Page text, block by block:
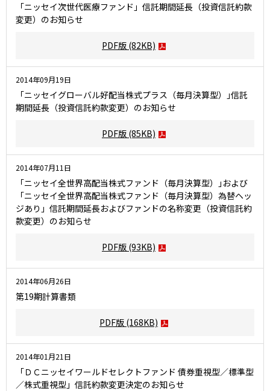
「ニッセイ次世代医療ファンド」信託期間延長（投資信託約款
変更）のお知らせ
PDF版 (82KB)
2014年09月19日
「ニッセイグローバル好配当株式プラス（毎月決算型）｣信託
期間延長（投資信託約款変更）のお知らせ
PDF版 (85KB)
2014年07月11日
「ニッセイ全世界高配当株式ファンド（毎月決算型）｣および
「ニッセイ全世界高配当株式ファンド（毎月決算型）為替ヘッ
ジあり」信託期間延長およびファンドの名称変更（投資信託約
款変更）のお知らせ
PDF版 (93KB)
2014年06月26日
第19期計算書類
PDF版 (168KB)
2014年01月21日
「ＤＣニッセイワールドセレクトファンド 債券重視型／標準型
／株式重視型」信託約款変更決定のお知らせ